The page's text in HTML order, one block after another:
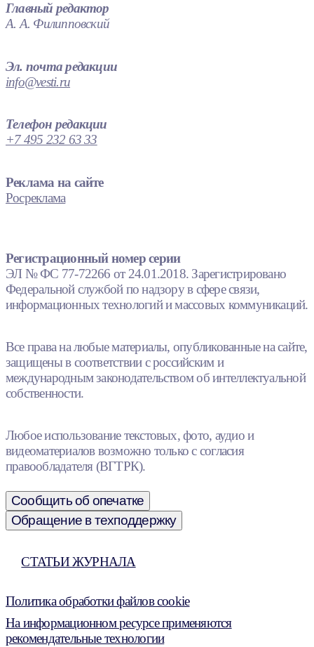
Главный редактор
А. А. Филипповский
Эл. почта редакции
info@vesti.ru
Телефон редакции
+7 495 232 63 33
Реклама на сайте
Росреклама
Регистрационный номер серии
ЭЛ № ФС 77-72266 от 24.01.2018. Зарегистрировано
Федеральной службой по надзору в сфере связи,
информационных технологий и массовых коммуникаций.
Все права на любые материалы, опубликованные на сайте,
защищены в соответствии с российским и
международным законодательством об интеллектуальной
собственности.
Любое использование текстовых, фото, аудио и
видеоматериалов возможно только с согласия
правообладателя (ВГТРК).
Сообщить об опечатке
Обращение в техподдержку
СТАТЬИ ЖУРНАЛА
Политика обработки файлов cookie
На информационном ресурсе применяются
рекомендательные технологии